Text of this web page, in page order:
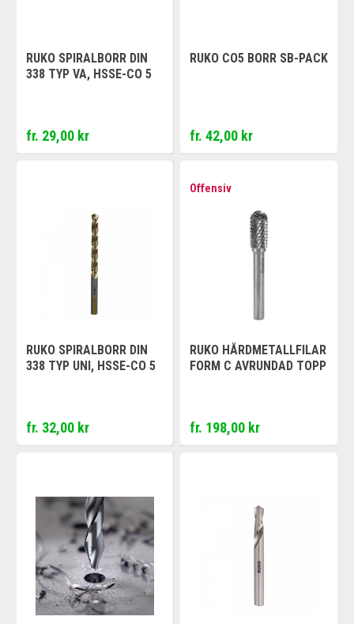
RUKO SPIRALBORR DIN
338 TYP VA, HSSE-CO 5
fr. 29,00 kr
RUKO CO5 BORR SB-PACK
fr. 42,00 kr
RUKO SPIRALBORR DIN
338 TYP UNI, HSSE-CO 5
fr. 32,00 kr
Offensiv
RUKO HÅRDMETALLFILAR
FORM C AVRUNDAD TOPP
fr. 198,00 kr